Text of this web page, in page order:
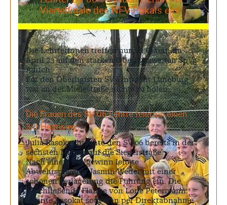
Viertelfinale des NFV-Pokals ein!
Die Lehrterinnen treffen nun zu Ostern im
April ´23 auf den starken Oberligazweiten SpVg
Aurich.
Für den Oberligisten SV Eintracht Lüneburg
war an der Mielestraße nichts zu holen.
Die Frauen des SV 06 Lehrte feierten einen
3:0-Heimsieg.
Julia Rasokat brachte den SV 06 bereits in der
sechsten Minute auf die Siegerstraße.
Nach einem Ballgewinn leitete
Abwehrspielerin Jasmin Weder mit einer
schönen Verlagerung die Führung ein. Die
anschließende Flanke von Lone Petermann
konnte Rasokat souverän per Direktabnahme